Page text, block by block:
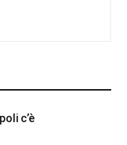
c’è